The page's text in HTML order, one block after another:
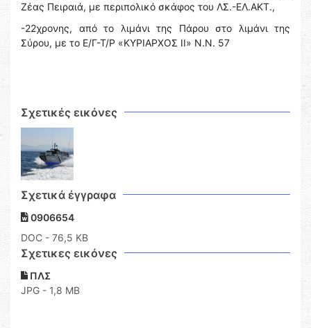
Ζέας Πειραιά, με περιπολικό σκάφος του ΛΣ.-ΕΛ.ΑΚΤ.,
-22χρονης, από το λιμάνι της Πάρου στο λιμάνι της
Σύρου, με το Ε/Γ-Τ/Ρ «ΚΥΡΙΑΡΧΟΣ ΙΙ» Ν.Ν. 57
Σχετικές εικόνες
Σχετικά έγγραφα
0906654
DOC - 76,5 KB
Σχετικες εικόνες
ΠΛΣ
JPG - 1,8 MB